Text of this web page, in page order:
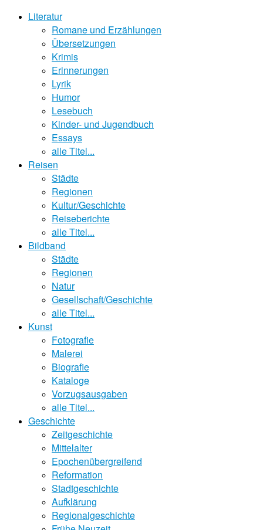
Literatur
Romane und Erzählungen
Übersetzungen
Krimis
Erinnerungen
Lyrik
Humor
Lesebuch
Kinder- und Jugendbuch
Essays
alle Titel...
Reisen
Städte
Regionen
Kultur/Geschichte
Reiseberichte
alle Titel...
Bildband
Städte
Regionen
Natur
Gesellschaft/Geschichte
alle Titel...
Kunst
Fotografie
Malerei
Biografie
Kataloge
Vorzugsausgaben
alle Titel...
Geschichte
Zeitgeschichte
Mittelalter
Epochenübergreifend
Reformation
Stadtgeschichte
Aufklärung
Regionalgeschichte